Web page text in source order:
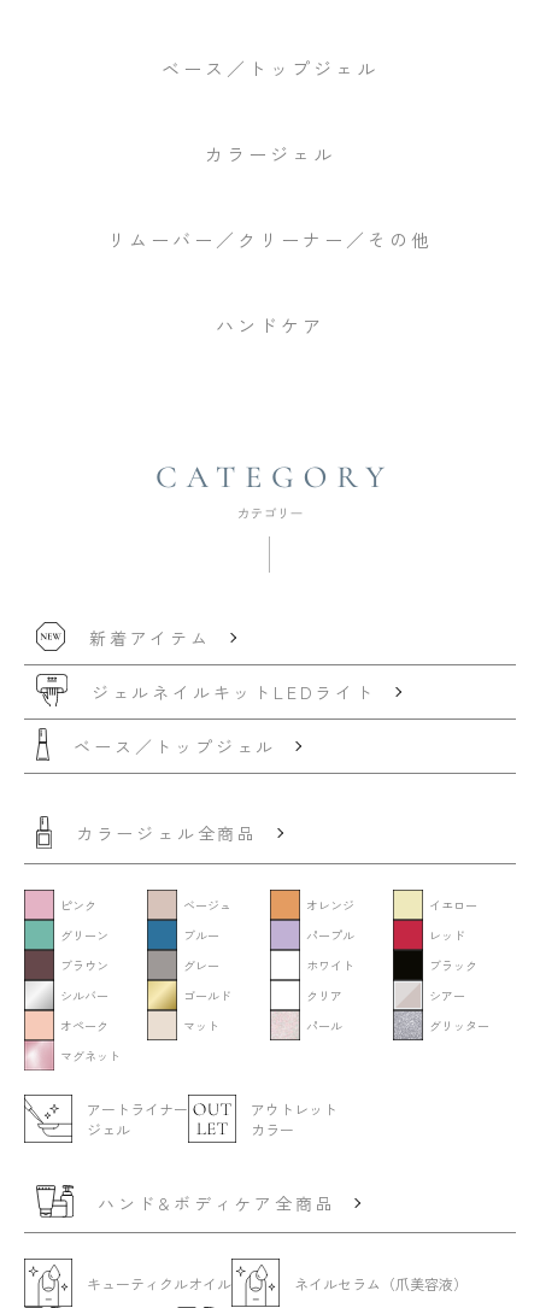
ベース／トップジェル
カラージェル
リムーバー／クリーナー／その他
ハンドケア
新着アイテム
ジェルネイルキット LEDライト
ベース／トップジェル
カラージェル全商品
ピンク ベージュ オレンジ
イエロー
グリーン
ブルー パープル
レッド
ブラウン
グレー ホワイト
ブラック
シルバー
ゴールド クリア
シアー
オペーク
マット パール
グリッター
マグネット
アートライナー
ジェル
アウトレット
カラー
ハンド&ボディケア全商品
キューティクルオイル ネイルセラム（爪美容液）